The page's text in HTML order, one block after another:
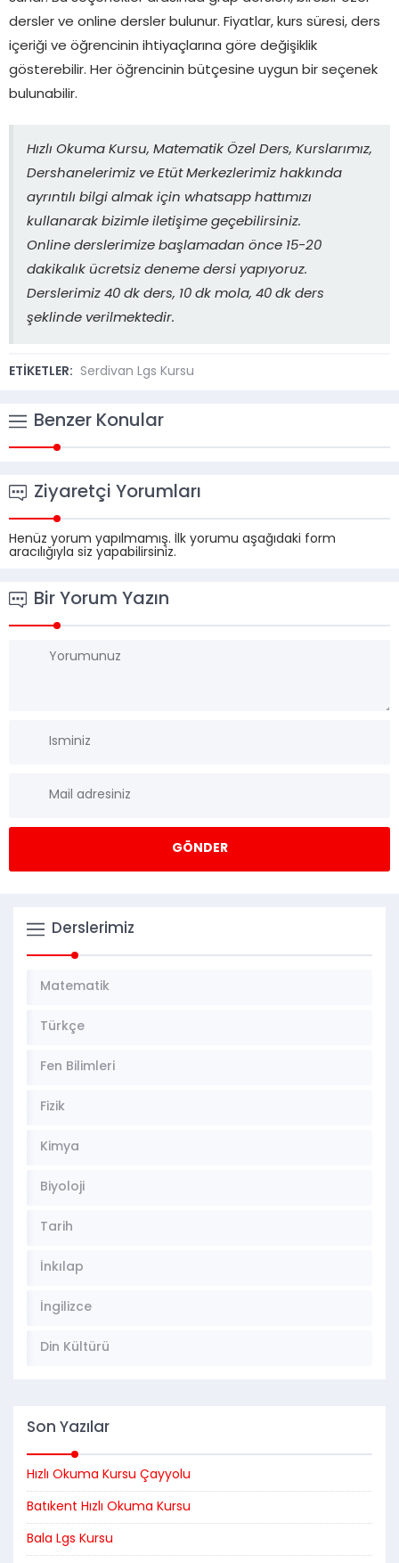
dersler ve online dersler bulunur. Fiyatlar, kurs süresi, ders
içeriği ve öğrencinin ihtiyaçlarına göre değişiklik
gösterebilir. Her öğrencinin bütçesine uygun bir seçenek
bulunabilir.
Hızlı Okuma Kursu, Matematik Özel Ders, Kurslarımız,
Dershanelerimiz ve Etüt Merkezlerimiz hakkında
ayrıntılı bilgi almak için whatsapp hattımızı
kullanarak bizimle iletişime geçebilirsiniz.
Online derslerimize başlamadan önce 15-20
dakikalık ücretsiz deneme dersi yapıyoruz.
Derslerimiz 40 dk ders, 10 dk mola, 40 dk ders
şeklinde verilmektedir.
ETİKETLER: Serdivan Lgs Kursu
Benzer Konular
Ziyaretçi Yorumları
Henüz yorum yapılmamış. İlk yorumu aşağıdaki form
aracılığıyla siz yapabilirsiniz.
Bir Yorum Yazın
Derslerimiz
Matematik
Türkçe
Fen Bilimleri
Fizik
Kimya
Biyoloji
Tarih
İnkılap
İngilizce
Din Kültürü
Son Yazılar
Hızlı Okuma Kursu Çayyolu
Batıkent Hızlı Okuma Kursu
Bala Lgs Kursu